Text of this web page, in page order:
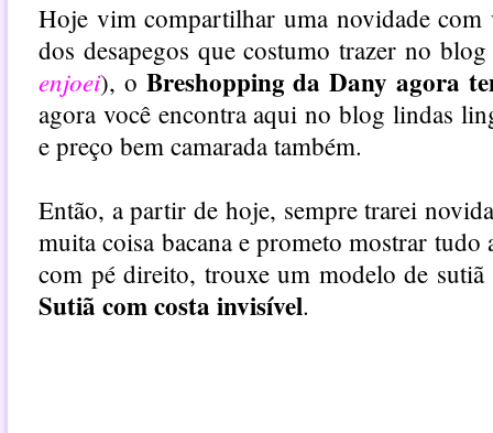
Hoje vim compartilhar uma novidade com
dos desapegos que costumo trazer no
enjoei), o Breshopping da Dany agora
agora você encontra aqui no blog lindas
e preço bem camarada também.
Então, a partir de hoje, sempre trarei
muita coisa bacana e prometo mostrar tudo
com pé direito, trouxe um modelo de sutiã
Sutiã com costa invisível.